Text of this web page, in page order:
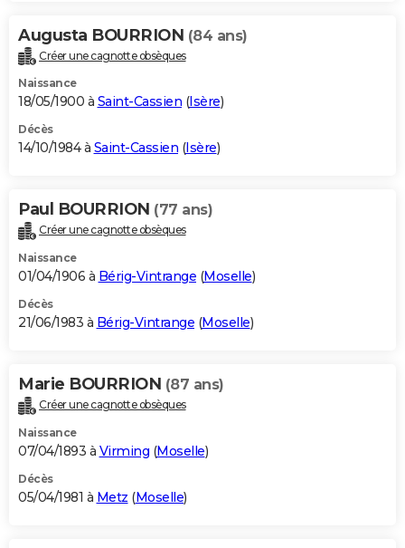
Augusta BOURRION (84 ans)
Créer une cagnotte obsèques
Naissance
18/05/1900 à Saint-Cassien (Isère)
Décès
14/10/1984 à Saint-Cassien (Isère)
Paul BOURRION (77 ans)
Créer une cagnotte obsèques
Naissance
01/04/1906 à Bérig-Vintrange (Moselle)
Décès
21/06/1983 à Bérig-Vintrange (Moselle)
Marie BOURRION (87 ans)
Créer une cagnotte obsèques
Naissance
07/04/1893 à Virming (Moselle)
Décès
05/04/1981 à Metz (Moselle)